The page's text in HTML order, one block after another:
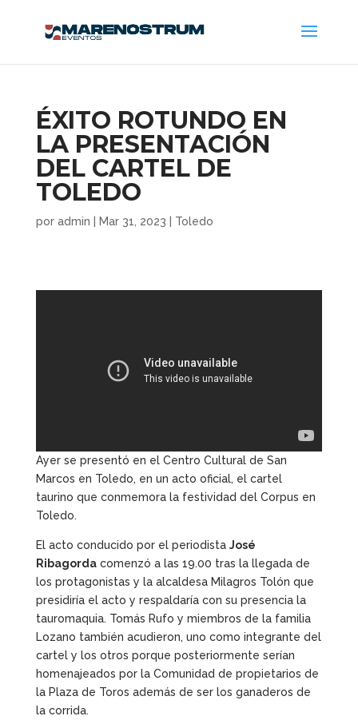
ÉXITO ROTUNDO EN
LA PRESENTACIÓN
DEL CARTEL DE
TOLEDO
por admin Mar 31, 2023 Toledo
Ayer se presentó en el Centro Cultural de San
Marcos en Toledo, en un acto oficial, el cartel
taurino que conmemora la festividad del Corpus en
Toledo.
El acto conducido por el periodista José
Ribagordacomenzó a las 19.00 tras la llegada de
los protagonistas y la alcaldesa Milagros Tolón que
presidiría el acto y respaldaría con su presencia la
tauromaquia. Tomás Rufo y miembros de la familia
Lozano también acudieron, uno como integrante del
cartel y los otros porque posteriormente serían
homenajeados por la Comunidad de propietarios de
la Plaza de Toros además de ser los ganaderos de
la corrida.